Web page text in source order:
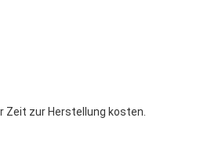
Zeit zur Herstellung kosten.